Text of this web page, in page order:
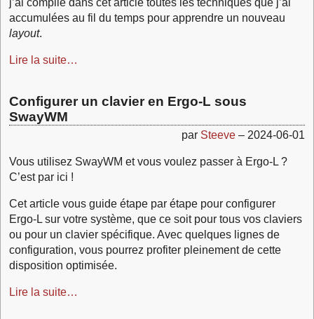
j’ai compilé dans cet article toutes les techniques que j’ai
accumulées au fil du temps pour apprendre un nouveau
layout.
Lire la suite…
Configurer un clavier en Ergo-L sous
SwayWM
par Steeve – 2024-06-01
Vous utilisez SwayWM et vous voulez passer à Ergo-L ?
C’est par ici !
Cet article vous guide étape par étape pour configurer
Ergo-L sur votre système, que ce soit pour tous vos claviers
ou pour un clavier spécifique. Avec quelques lignes de
configuration, vous pourrez profiter pleinement de cette
disposition optimisée.
Lire la suite…